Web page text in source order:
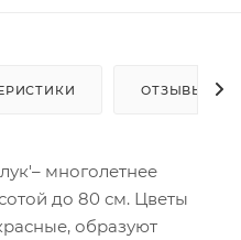
ОТЗЫВЫ
многолетнее
до 80 см. Цветы
образуют